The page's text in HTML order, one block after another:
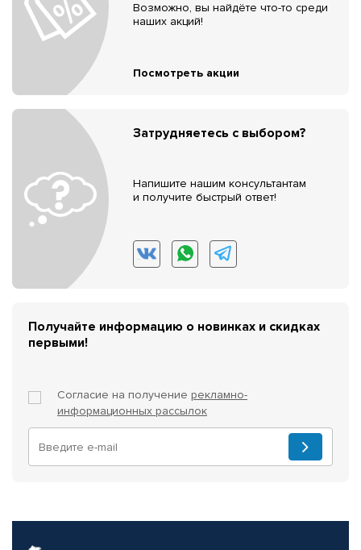
Возможно, вы найдёте что-то среди
наших акций!
Посмотреть акции
Затрудняетесь с выбором?
Напишите нашим консультантам
и получите быстрый ответ!
Получайте информацию о новинках и скидках
первыми!
Согласие на получение рекламно-
информационных рассылок